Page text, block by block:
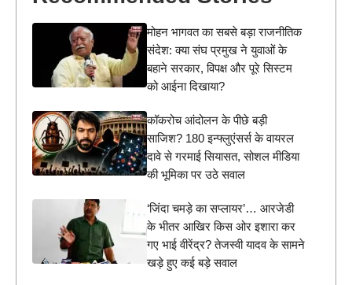
मोहन भागवत का सबसे बड़ा राजनीतिक
संदेश: क्या संघ प्रमुख ने युवाओं के
बहाने सरकार, विपक्ष और पूरे सिस्टम
को आईना दिखाया?
कॉकरोच आंदोलन के पीछे बड़ी
साजिश? 180 इन्फ्लुएंसर्स के वायरल
दावे से गरमाई सियासत, सोशल मीडिया
की भूमिका पर उठे सवाल
‘जिंदा चमड़े का सप्लायर’… आरजेडी
के भीतर आखिर किस ओर इशारा कर
गए भाई वीरेंद्र? तेजस्वी यादव के सामने
खड़े हुए कई बड़े सवाल